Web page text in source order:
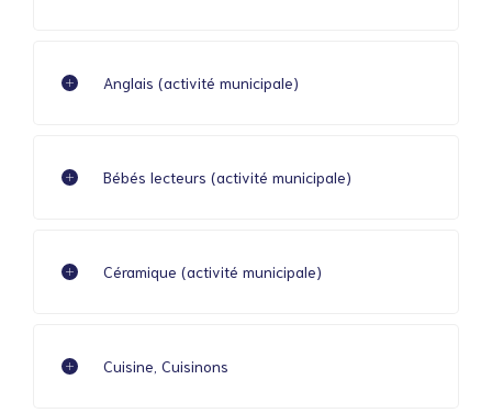
Anglais (activité municipale)
Bébés lecteurs (activité municipale)
Céramique (activité municipale)
Cuisine, Cuisinons